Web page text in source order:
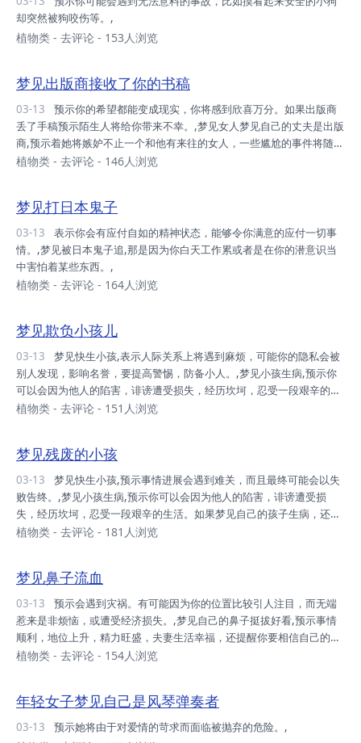
却突然被狗咬伤等。,
植物类 - 去评论 - 153人浏览
梦见出版商接收了你的书稿
03-13
丢了手稿预示陌生人将给你带来不幸。,梦见女人梦见自己的丈夫是出版
商,预示着她将嫉妒不止一个和他有来往的女人，一些尴尬的事件将随后
发生。,梦见出版商拒绝你写的手稿,预示原来感觉很好的小说构思的失
植物类 - 去评论 - 146人浏览
梦见打日本鬼子
03-13
情。,梦见被日本鬼子追,那是因为你白天工作累或者是在你的潜意识当
中害怕着某些东西。,
植物类 - 去评论 - 164人浏览
梦见欺负小孩儿
03-13
别人发现，影响名誉，要提高警惕，防备小人。,梦见小孩生病,预示你
可以会因为他人的陷害，诽谤遭受损失，经历坎坷，忍受一段艰辛的生
活。如果梦见自己的孩子生病，还可能预示事业上遭遇挫折，或遇到了
来令你激动的爱情。当了妈妈的女人，梦见自己的孩子，则表示对孩子
的疼爱，关心。,梦见当妈的女人梦见自己的孩子,表示对孩子的疼爱，
关心。,梦见乞丐小孩,暗示运气要开始走下坡路。,梦见小孩被大火烧死
自己却无能为力,预示你将遇到...
植物类 - 去评论 - 151人浏览
梦见残废的小孩
03-13
败告终。,梦见小孩生病,预示你可以会因为他人的陷害，诽谤遭受损
失，经历坎坷，忍受一段艰辛的生活。如果梦见自己的孩子生病，还可
能预示事业上遭遇挫折，或遇到了难题。,梦见自己的小孩生病,可能预
女人，梦见自己的孩子，则表示对孩子的疼爱，关心。,梦见当妈的女人
梦见自己的孩子,表示对孩子的疼爱，关心。,梦见乞丐小孩,暗示运气要
开始走下坡路。,梦见小孩被大火烧死自己却无能为力,预示你将遇到严
重的麻烦，可能有失去一切的危机，...
植物类 - 去评论 - 181人浏览
梦见鼻子流血
03-13
惹来是非烦恼，或遭受经济损失。,梦见自己的鼻子挺拔好看,预示事情
顺利，地位上升，精力旺盛，夫妻生活幸福，还提醒你要相信自己的直
觉。,梦见自己的鼻子十分丑陋,预示工作上可能感到阻力重重，有面临
长,可能表示你内心中因为自己不诚实，特别在性方面不忠实，而感到内
疚。,梦见自己接受隆鼻手术,预示运气会愈来愈好。,梦见自己鼻塞或者
失去了嗅觉,预示判断力或观察力会变得迟钝。,梦见自己的鼻子干燥,要
植物类 - 去评论 - 154人浏览
年轻女子梦见自己是风琴弹奏者
03-13 预示她将由于对爱情的苛求而面临被抛弃的危险。,